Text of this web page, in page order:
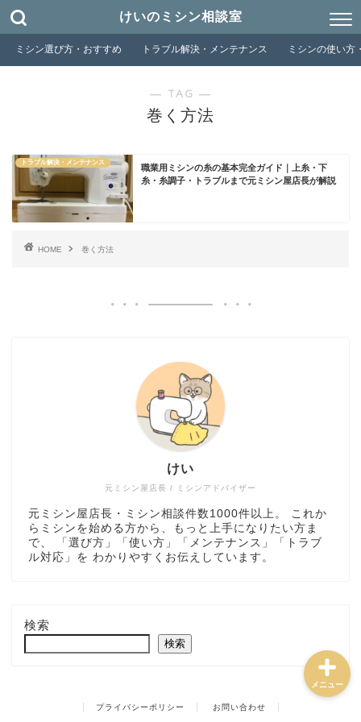
けいのミシン相談室
ミシン選び方・おすすめ トラブル解決・メンテナンス ミシンの使い方
― TAG ―
巻く方法
トラブル解決・メンテナンス
職業用ミシンの糸の基本完全ガイド｜上糸・下
糸・糸調子・トラブルまで元ミシン屋店長が解説
HOME 巻く方法
元ミシン屋店長 / ミシンアドバイザー
けい
元ミシン屋店長・ミシン相談件数1000件以上。 これか
らミシンを始める方から、もっと上手になりたい方ま
で、 「選び方」「使い方」「メンテナンス」「トラブ
ル対応」を わかりやすくお伝えしています。
検索
検索
プライバシーポリシー お問い合わせ
メニュー
ミシン選び方・おすすめ
トラブル解決・メンテナ
ミシンの使い方・道具